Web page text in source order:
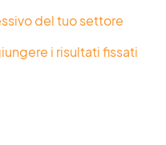
del tuo settore
i risultati fissati